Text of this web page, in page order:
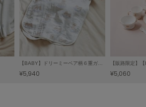
【BABY】ドリーミーベア柄６重ガーゼスリーパー
¥5,940 ¥5,060